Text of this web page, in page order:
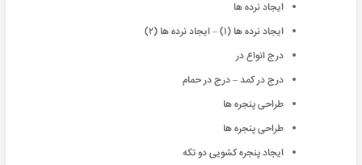
ایجاد نرده ها
ایجاد نرده ها (۱) – ایجاد نرده ها (۲)
درج انواع در
درج در کمد – درج در حمام
طراحی پنجره ها
طراحی پنجره ها
ایجاد پنجره کشویی دو تکه